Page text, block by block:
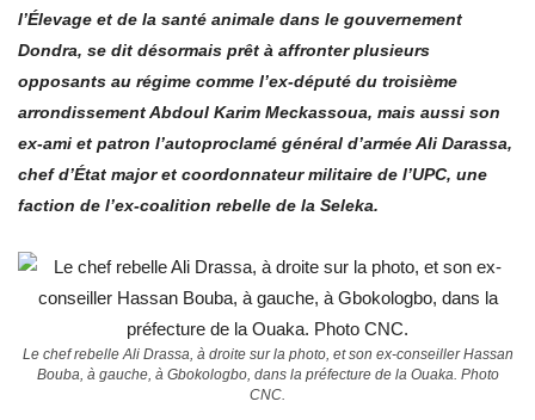
l’Élevage et de la santé animale dans le gouvernement
Dondra, se dit désormais prêt à affronter plusieurs
opposants au régime comme l’ex-député du troisième
arrondissement Abdoul Karim Meckassoua, mais aussi son
ex-ami et patron l’autoproclamé général d’armée Ali Darassa,
chef d’État major et coordonnateur militaire de l’UPC, une
faction de l’ex-coalition rebelle de la Seleka.
Le chef rebelle Ali Drassa, à droite sur la photo, et son ex-conseiller Hassan
Bouba, à gauche, à Gbokologbo, dans la préfecture de la Ouaka. Photo
CNC.